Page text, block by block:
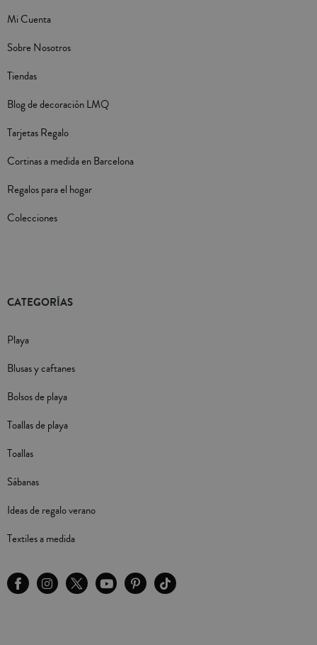
Mi Cuenta
Sobre Nosotros
Tiendas
Blog de decoración LMQ
Tarjetas Regalo
Cortinas a medida en Barcelona
Regalos para el hogar
Colecciones
CATEGORÍAS
Playa
Blusas y caftanes
Bolsos de playa
Toallas de playa
Toallas
Sábanas
Ideas de regalo verano
Textiles a medida